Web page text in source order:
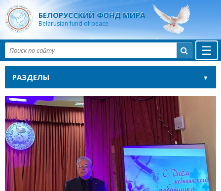
БЕЛОРУССКИЙ ФОНД МИРА
Belarusian fund of peace
☰

РАЗДЕЛЫ